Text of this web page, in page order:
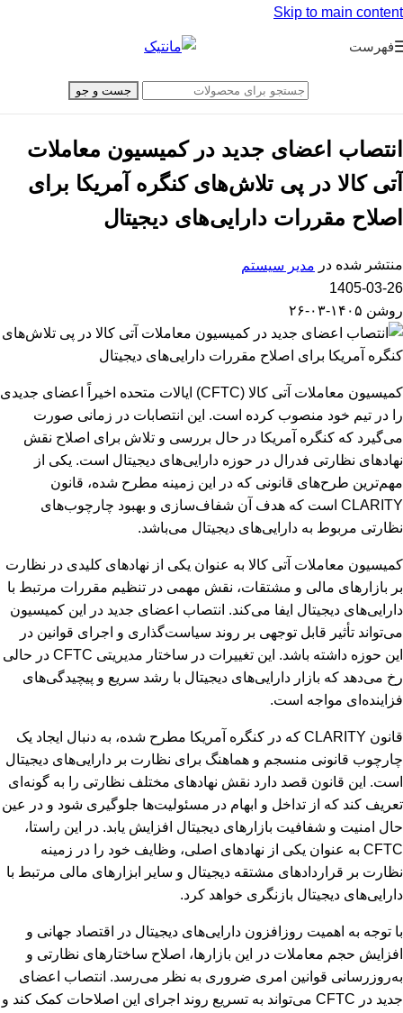
Skip to main content
فهرست
جست و جو
انتصاب اعضای جدید در کمیسیون معاملات
آتی کالا در پی تلاش‌های کنگره آمریکا برای
اصلاح مقررات دارایی‌های دیجیتال
منتشر شده در مدیر سیستم
1405-03-26
روشن ۱۴۰۵-۰۳-۲۶
کمیسیون معاملات آتی کالا (CFTC) ایالات متحده اخیراً اعضای جدیدی
را در تیم خود منصوب کرده است. این انتصابات در زمانی صورت
می‌گیرد که کنگره آمریکا در حال بررسی و تلاش برای اصلاح نقش
نهادهای نظارتی فدرال در حوزه دارایی‌های دیجیتال است. یکی از
مهم‌ترین طرح‌های قانونی که در این زمینه مطرح شده، قانون
CLARITY است که هدف آن شفاف‌سازی و بهبود چارچوب‌های
نظارتی مربوط به دارایی‌های دیجیتال می‌باشد.
کمیسیون معاملات آتی کالا به عنوان یکی از نهادهای کلیدی در نظارت
بر بازارهای مالی و مشتقات، نقش مهمی در تنظیم مقررات مرتبط با
دارایی‌های دیجیتال ایفا می‌کند. انتصاب اعضای جدید در این کمیسیون
می‌تواند تأثیر قابل توجهی بر روند سیاست‌گذاری و اجرای قوانین در
این حوزه داشته باشد. این تغییرات در ساختار مدیریتی CFTC در حالی
رخ می‌دهد که بازار دارایی‌های دیجیتال با رشد سریع و پیچیدگی‌های
فزاینده‌ای مواجه است.
قانون CLARITY که در کنگره آمریکا مطرح شده، به دنبال ایجاد یک
چارچوب قانونی منسجم و هماهنگ برای نظارت بر دارایی‌های دیجیتال
است. این قانون قصد دارد نقش نهادهای مختلف نظارتی را به گونه‌ای
تعریف کند که از تداخل و ابهام در مسئولیت‌ها جلوگیری شود و در عین
حال امنیت و شفافیت بازارهای دیجیتال افزایش یابد. در این راستا،
CFTC به عنوان یکی از نهادهای اصلی، وظایف خود را در زمینه
نظارت بر قراردادهای مشتقه دیجیتال و سایر ابزارهای مالی مرتبط با
دارایی‌های دیجیتال بازنگری خواهد کرد.
با توجه به اهمیت روزافزون دارایی‌های دیجیتال در اقتصاد جهانی و
افزایش حجم معاملات در این بازارها، اصلاح ساختارهای نظارتی و
به‌روزرسانی قوانین امری ضروری به نظر می‌رسد. انتصاب اعضای
جدید در CFTC می‌تواند به تسریع روند اجرای این اصلاحات کمک کند و